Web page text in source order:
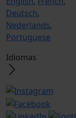
Deutsch,
Nederlands,
Portuguese
Idiomas